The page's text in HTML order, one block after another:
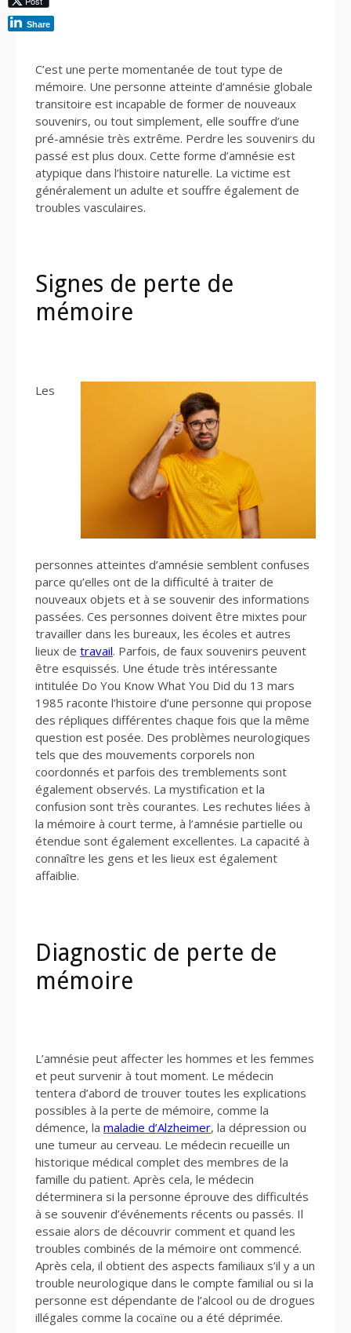
C’est une perte momentanée de tout type de
mémoire. Une personne atteinte d’amnésie globale
transitoire est incapable de former de nouveaux
souvenirs, ou tout simplement, elle souffre d’une
pré-amnésie très extrême. Perdre les souvenirs du
passé est plus doux. Cette forme d’amnésie est
atypique dans l’histoire naturelle. La victime est
généralement un adulte et souffre également de
troubles vasculaires.
Signes de perte de
mémoire
Les
personnes atteintes d’amnésie semblent confuses
parce qu’elles ont de la difficulté à traiter de
nouveaux objets et à se souvenir des informations
passées. Ces personnes doivent être mixtes pour
travailler dans les bureaux, les écoles et autres
lieux de travail. Parfois, de faux souvenirs peuvent
être esquissés. Une étude très intéressante
intitulée Do You Know What You Did du 13 mars
1985 raconte l’histoire d’une personne qui propose
des répliques différentes chaque fois que la même
question est posée. Des problèmes neurologiques
tels que des mouvements corporels non
coordonnés et parfois des tremblements sont
également observés. La mystification et la
confusion sont très courantes. Les rechutes liées à
la mémoire à court terme, à l’amnésie partielle ou
étendue sont également excellentes. La capacité à
connaître les gens et les lieux est également
affaiblie.
Diagnostic de perte de
mémoire
L’amnésie peut affecter les hommes et les femmes
et peut survenir à tout moment. Le médecin
tentera d’abord de trouver toutes les explications
possibles à la perte de mémoire, comme la
démence, la maladie d’Alzheimer, la dépression ou
une tumeur au cerveau. Le médecin recueille un
historique médical complet des membres de la
famille du patient. Après cela, le médecin
déterminera si la personne éprouve des difficultés
à se souvenir d’événements récents ou passés. Il
essaie alors de découvrir comment et quand les
troubles combinés de la mémoire ont commencé.
Après cela, il obtient des aspects familiaux s’il y a un
trouble neurologique dans le compte familial ou si la
personne est dépendante de l’alcool ou de drogues
illégales comme la cocaïne ou a été déprimée.
Share